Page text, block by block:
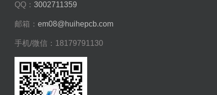
QQ： 3002711359
邮箱： em08@huihepcb.com
手机/微信：18179791130